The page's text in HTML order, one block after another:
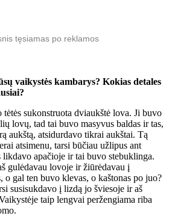
tęsiamas po reklamos
vaikystės kambarys? Kokias detales
sukonstruota dviaukštė lova. Ji buvo
lovų, tad tai buvo masyvus baldas ir tas,
aukštą, atsidurdavo tikrai aukštai. Tą
atsimenu, tarsi būčiau užlipus ant
likdavo apačioje ir tai buvo stebuklinga.
gulėdavau lovoje ir žiūrėdavau į
o gal ten buvo klevas, o kaštonas po juo?
susisukdavo į lizdą jo šviesoje ir aš
taip lengvai peržengiama riba